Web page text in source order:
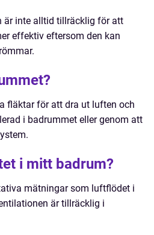
är inte alltid tillräcklig för att
effektiv eftersom den kan
fläktar för att dra ut luften och
i badrummet eller genom att
i mitt badrum?
mätningar som luftflödet i
är tillräcklig i